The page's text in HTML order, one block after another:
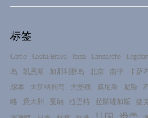
标签
Corse Costa Brava Ibiza Lanzarote
岛 凯恩斯 加那利群岛 北京 南非 卡萨
尔本
大加纳利岛 大堡礁 威尼斯 尼斯
略 意大利 戛纳 拉巴特 拉斯维加斯 捷